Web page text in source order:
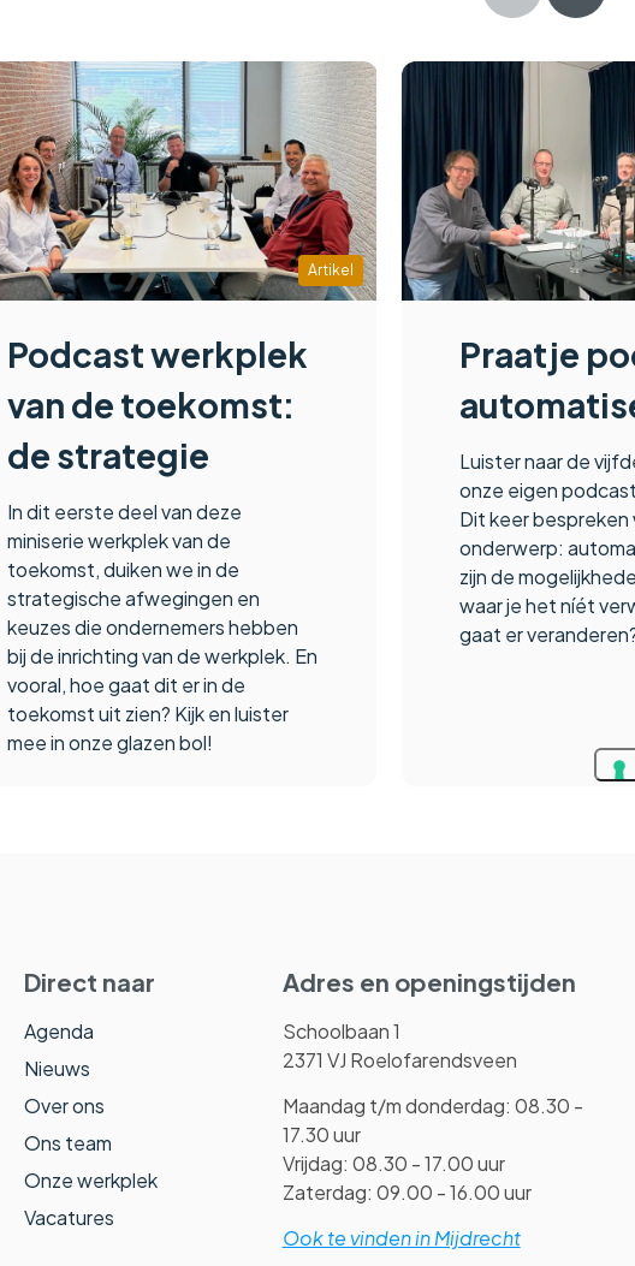
Artikel
Podcast werkplek
van de toekomst:
de strategie
In dit eerste deel van deze
miniserie werkplek van de
toekomst, duiken we in de
strategische afwegingen en
keuzes die ondernemers hebben
bij de inrichting van de werkplek. En
vooral, hoe gaat dit er in de
toekomst uit zien? Kijk en luister
mee in onze glazen bol!
Praatje
Luister naar de
onze eigen
Dit keer
onderwerp:
zijn de
waar je het níét
gaat er
Direct naar
Agenda
Nieuws
Over ons
Ons team
Onze werkplek
Vacatures
Adres en openingstijden
Schoolbaan 1
2371 VJ Roelofarendsveen
Maandag t/m donderdag: 08.30 -
17.30 uur
Vrijdag: 08.30 - 17.00 uur
Zaterdag: 09.00 - 16.00 uur
Ook te vinden in Mijdrecht